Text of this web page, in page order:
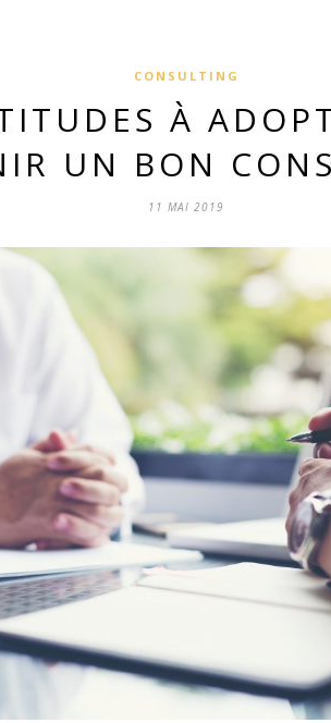
CONSULTING
À
UN BON
11 MAI 2019